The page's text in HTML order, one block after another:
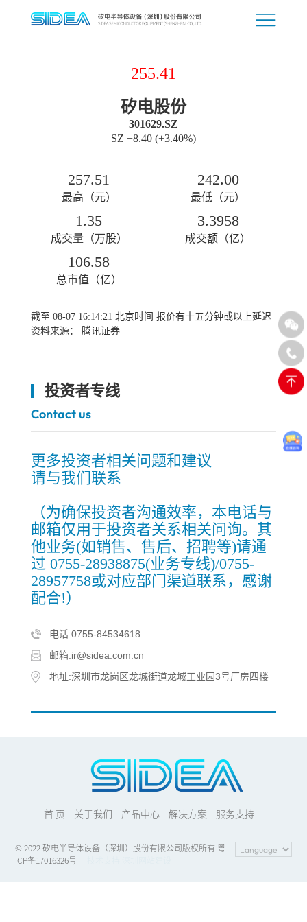
255.41
矽电股份
301629.SZ
SZ +8.40 (+3.40%)
257.51
最高（元）
242.00
最低（元）
1.35
成交量（万股）
3.3958
成交额（亿）
106.58
总市值（亿）
截至 08-07 16:14:21 北京时间 报价有十五分钟或以上延迟
资料来源： 腾讯证券
投资者专线
Contact us
更多投资者相关问题和建议
请与我们联系
（为确保投资者沟通效率，本电话与
邮箱仅用于投资者关系相关问询。其
他业务(如销售、售后、招聘等)请通
过 0755-28938875(业务专线)/0755-
28957758或对应部门渠道联系，感谢
配合!）
电话:0755-84534618
邮箱:ir@sidea.com.cn
地址:深圳市龙岗区龙城街道龙城工业园3号厂房四楼
首 页 关于我们 产品中心 解决方案 服务支持
© 2022 矽电半导体设备（深圳）股份有限公司版权所有 粤
ICP备17016326号